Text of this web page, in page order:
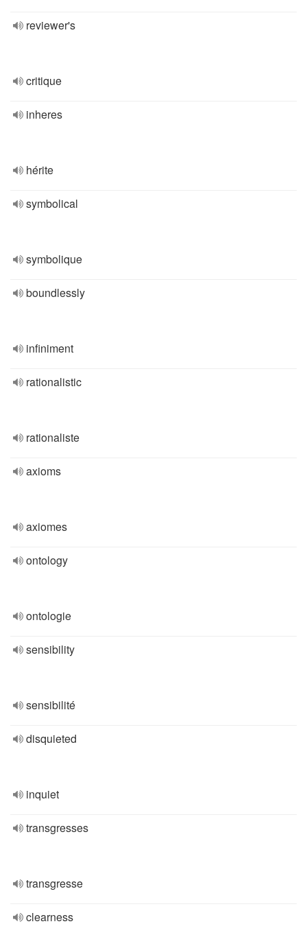
reviewer's
critique
inheres
hérite
symbolical
symbolique
boundlessly
infiniment
rationalistic
rationaliste
axioms
axiomes
ontology
ontologie
sensibility
sensibilité
disquieted
inquiet
transgresses
transgresse
clearness